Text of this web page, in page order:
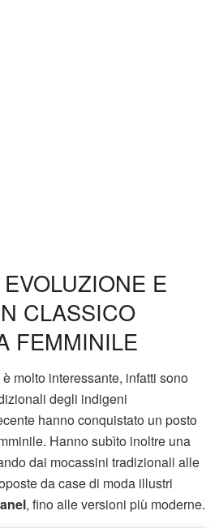
E
CLASSICO
FEMMINILE
molto interessante, infatti sono
degli indigeni
hanno conquistato un posto
Hanno subìto inoltre una
dai mocassini tradizionali alle
da case di moda illustri
, fino alle versioni più moderne.